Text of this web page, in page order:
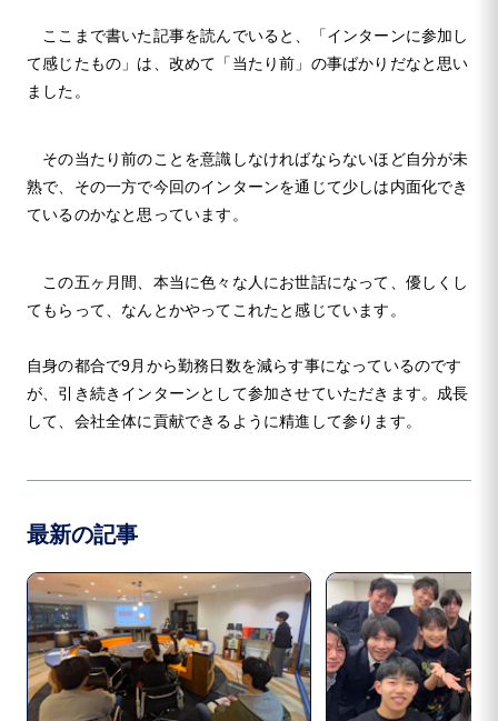
ここまで書いた記事を読んでいると、「インターンに参加し
て感じたもの」は、改めて「当たり前」の事ばかりだなと思い
ました。
その当たり前のことを意識しなければならないほど自分が未
熟で、その一方で今回のインターンを通じて少しは内面化でき
ているのかなと思っています。
この五ヶ月間、本当に色々な人にお世話になって、優しくし
てもらって、なんとかやってこれたと感じています。
自身の都合で9月から勤務日数を減らす事になっているのです
が、引き続きインターンとして参加させていただきます。成長
して、会社全体に貢献できるように精進して参ります。
最新の記事